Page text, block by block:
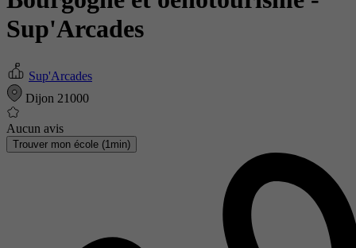
Sup'Arcades
Sup'Arcades
Dijon 21000
Aucun avis
Trouver mon école (1min)